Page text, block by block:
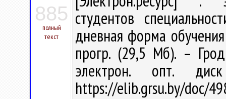
885
полный
текст
студентов
дневная форма
прогр. (29,5 Мб). –
электрон. опт.
https://elib.grsu.by/doc/